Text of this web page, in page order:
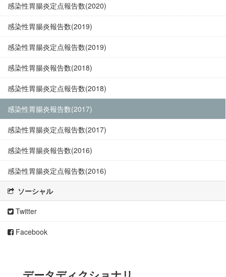
感染性胃腸炎定点報告数(2020)
感染性胃腸炎報告数(2019)
感染性胃腸炎定点報告数(2019)
感染性胃腸炎報告数(2018)
感染性胃腸炎定点報告数(2018)
感染性胃腸炎報告数(2017)
感染性胃腸炎定点報告数(2017)
感染性胃腸炎報告数(2016)
感染性胃腸炎定点報告数(2016)
ソーシャル
Twitter
Facebook